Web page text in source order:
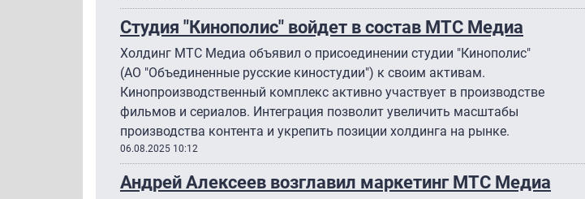
Студия "Кинополис" войдет в состав МТС Медиа
Холдинг МТС Медиа объявил о присоединении студии "Кинополис"
(АО "Объединенные русские киностудии") к своим активам.
Кинопроизводственный комплекс активно участвует в производстве
фильмов и сериалов. Интеграция позволит увеличить масштабы
производства контента и укрепить позиции холдинга на рынке.
06.08.2025 10:12
Андрей Алексеев возглавил маркетинг МТС Медиа